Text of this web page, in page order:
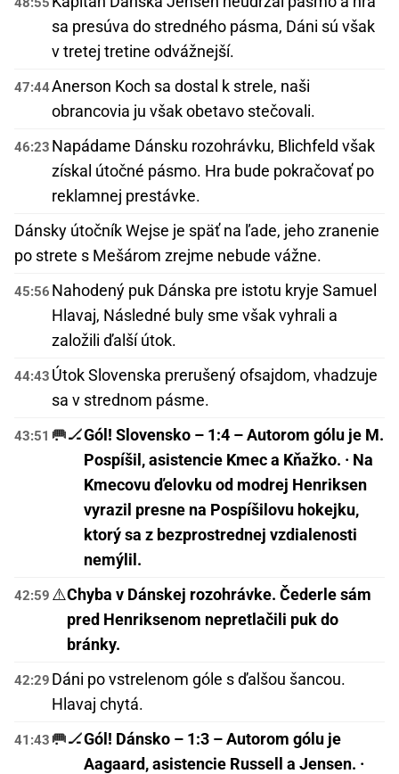
sa presúva do stredného pásma, Dáni sú však
v tretej tretine odvážnejší.
47:44Anerson Koch sa dostal k strele, naši
obrancovia ju však obetavo stečovali.
46:23 Napádame Dánsku rozohrávku, Blichfeld však
získal útočné pásmo. Hra bude pokračovať po
reklamnej prestávke.
Dánsky útočník Wejse je späť na ľade, jeho zranenie
po strete s Mešárom zrejme nebude vážne.
45:56 Nahodený puk Dánska pre istotu kryje Samuel
Hlavaj, Následné buly sme však vyhrali a
založili ďalší útok.
44:43 Útok Slovenska prerušený ofsajdom, vhadzuje
sa v strednom pásme.
43:51 🥅🏒Gól! Slovensko – 1:4 – Autorom gólu je M.
Pospíšil, asistencie Kmec a Kňažko. · Na
Kmecovu ďelovku od modrej Henriksen
vyrazil presne na Pospíšilovu hokejku,
ktorý sa z bezprostrednej vzdialenosti
nemýlil.
42:59 ⚠️Chyba v Dánskej rozohrávke. Čederle sám
pred Henriksenom nepretlačili puk do
bránky.
42:29 Dáni po vstrelenom góle s ďalšou šancou.
Hlavaj chytá.
41:43 🥅🏒Gól! Dánsko – 1:3 – Autorom gólu je
Aagaard, asistencie Russell a Jensen. ·